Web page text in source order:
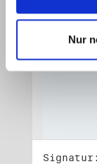
Nur